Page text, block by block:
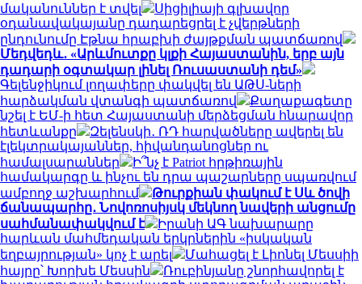
մականուններ է տվել
Սիցիլիայի գլխավոր
օդանավակայանը դադարեցրել է չվերթների
ընդունումը Էթնա հրաբխի ժայթքման պատճառով
Մեդվեդև․ «Արևմուտքը կլքի Հայաստանին, երբ այն
դադարի օգտակար լինել Ռուսաստանի դեմ»
Գելենջիկում լողափերը փակվել են ԱԹՍ-ների
հարձակման վտանգի պատճառով
Քաղաքագետը
նշել է ԵՄ-ի հետ Հայաստանի մերձեցման հնարավոր
հետևանքը
Զելենսկի․ ՌԴ հարվածները ավերել են
էլեկտրակայաններ, հիվանդանոցներ ու
համալսարաններ
Ի՞նչ է Patriot հրթիռային
համակարգը և ինչու են դրա պաշարները սպառվում
ամբողջ աշխարհում
Թուրքիան փակում է Սև ծովի
ճանապարհը․ Նովոռոսիյսկ մեկնող նավերի անցումը
սահմանափակվում է
Իրանի ԱԳ նախարարը
հարևան մահմեդական երկրներին «իսկական
եղբայրության» կոչ է արել
Մահացել է Լիոնել Մեսսիի
հայրը՝ Խորխե Մեսսին
Ռուբինյանը շնորհավորել է